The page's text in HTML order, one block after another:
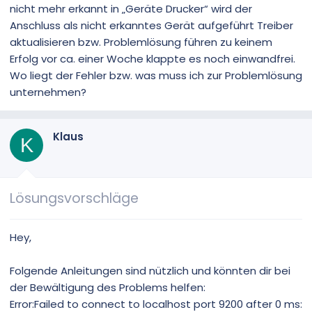
nicht mehr erkannt in „Geräte Drucker“ wird der
Anschluss als nicht erkanntes Gerät aufgeführt Treiber
aktualisieren bzw. Problemlösung führen zu keinem
Erfolg vor ca. einer Woche klappte es noch einwandfrei.
Wo liegt der Fehler bzw. was muss ich zur Problemlösung
unternehmen?
K Klaus
Lösungsvorschläge
Hey,
Folgende Anleitungen sind nützlich und könnten dir bei
der Bewältigung des Problems helfen:
Error:Failed to connect to localhost port 9200 after 0 ms: